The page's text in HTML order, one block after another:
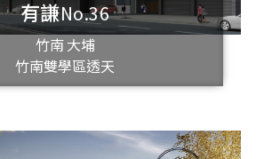
有謙No.36
竹南 大埔
竹南雙學區透天